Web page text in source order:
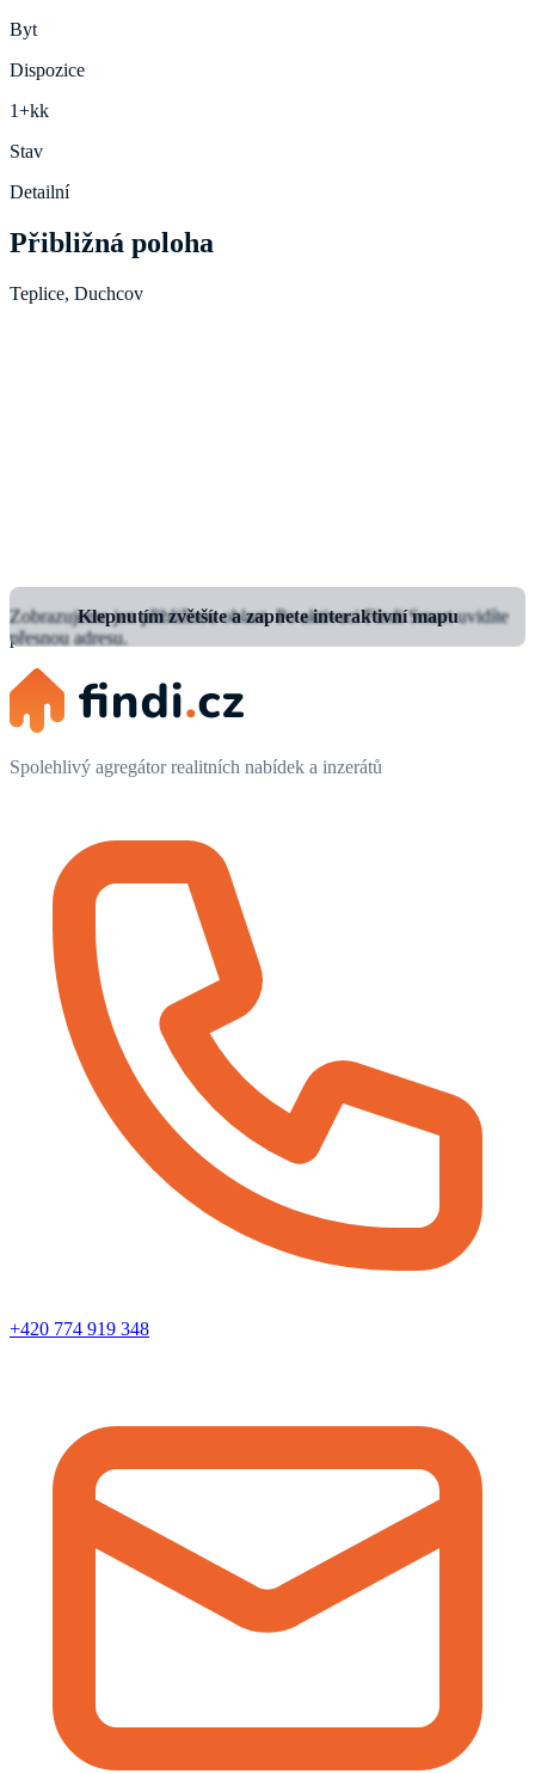
Byt
Dispozice
1+kk
Stav
Detailní
Přibližná poloha
Teplice, Duchcov
Klepnutím zvětšíte a zapnete interaktivní mapu
Zobrazujeme jen přibližnou oblast.Po aktivaci Findi Smart uvidíte
přesnou adresu.
Spolehlivý agregátor realitních nabídek a inzerátů
+420 774 919 348